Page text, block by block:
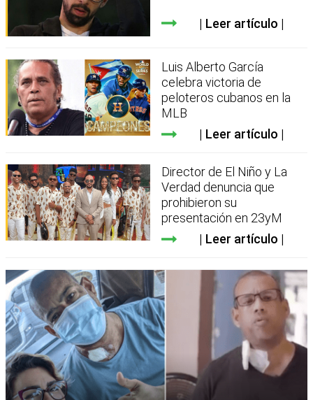
Leer artículo
Luis Alberto García
celebra victoria de
peloteros cubanos en la
MLB
Leer artículo
Director de El Niño y La
Verdad denuncia que
prohibieron su
presentación en 23yM
Leer artículo